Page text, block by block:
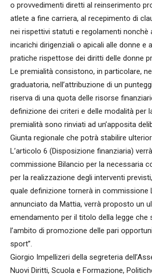
o provvedimenti diretti al reinserimento
atlete a fine carriera, al recepimento di
nei rispettivi statuti e regolamenti nonchè
incarichi dirigenziali o apicali alle donne e
pratiche rispettose dei diritti delle donne
Le premialità consistono, in particolare,
graduatoria, nell’attribuzione di un
riserva di una quota delle risorse
definizione dei criteri e delle modalità per
premialità sono rinviati ad un’apposita
Giunta regionale che potrà stabilire
L’articolo 6 (Disposizione finanziaria)
commissione Bilancio per la necessaria
per la realizzazione degli interventi
quale definizione tornerà in commissione
annunciato da Mattia, verrà proposto un
emendamento per il titolo della legge che
l’ambito di promozione delle pari
sport”.
Giorgio Impellizeri della segreteria
Nuovi Diritti, Scuola e Formazione,